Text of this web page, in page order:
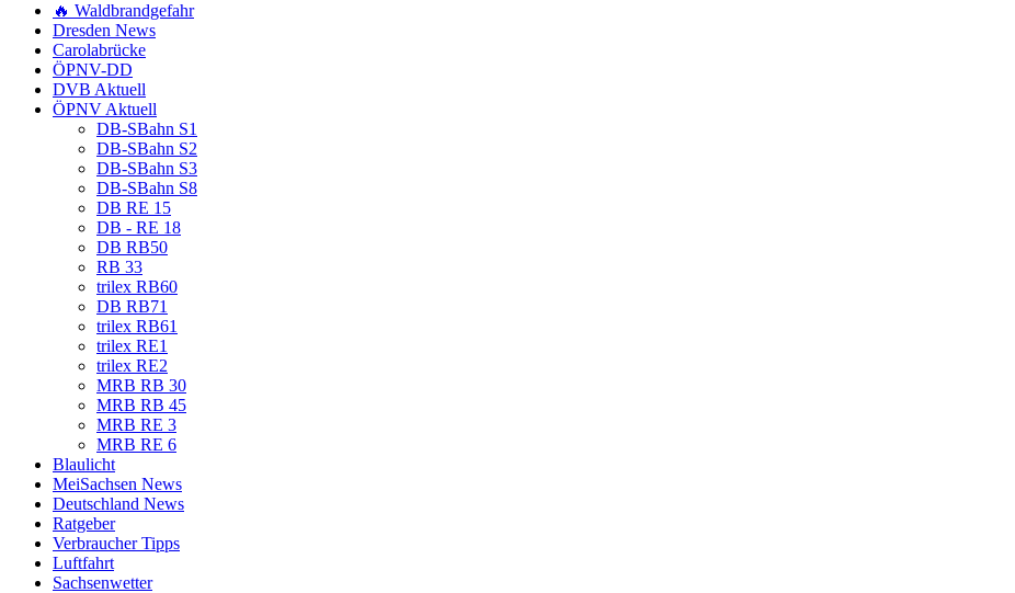
🔥 Waldbrandgefahr
Dresden News
Carolabrücke
ÖPNV-DD
DVB Aktuell
ÖPNV Aktuell
DB-SBahn S1
DB-SBahn S2
DB-SBahn S3
DB-SBahn S8
DB RE 15
DB - RE 18
DB RB50
RB 33
trilex RB60
DB RB71
trilex RB61
trilex RE1
trilex RE2
MRB RB 30
MRB RB 45
MRB RE 3
MRB RE 6
Blaulicht
MeiSachsen News
Deutschland News
Ratgeber
Verbraucher Tipps
Luftfahrt
Sachsenwetter